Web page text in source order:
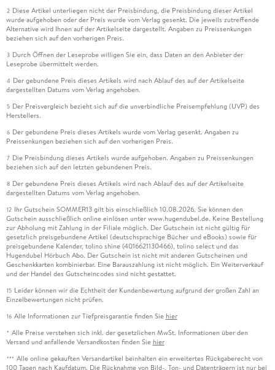
2 Diese Artikel unterliegen nicht der Preisbindung, die Preisbindung dieser Artikel
wurde aufgehoben oder der Preis wurde vom Verlag gesenkt. Die jeweils zutreffende
Alternative wird Ihnen auf der Artikelseite dargestellt. Angaben zu Preissenkungen
beziehen sich auf den vorherigen Preis.
3 Durch Öffnen der Leseprobe willigen Sie ein, dass Daten an den Anbieter der
Leseprobe übermittelt werden.
4 Der gebundene Preis dieses Artikels wird nach Ablauf des auf der Artikelseite
dargestellten Datums vom Verlag angehoben.
5 Der Preisvergleich bezieht sich auf die unverbindliche Preisempfehlung (UVP) des
Herstellers.
6 Der gebundene Preis dieses Artikels wurde vom Verlag gesenkt. Angaben zu
Preissenkungen beziehen sich auf den vorherigen Preis.
7 Die Preisbindung dieses Artikels wurde aufgehoben. Angaben zu Preissenkungen
beziehen sich auf den letzten gebundenen Preis.
8 Der gebundene Preis dieses Artikels wird nach Ablauf des auf der Artikelseite
dargestellten Datums vom Verlag angehoben.
12 Ihr Gutschein SOMMER13 gilt bis einschließlich 10.08.2026. Sie können den
Gutschein ausschließlich online einlösen unter www.hugendubel.de. Keine Bestellung
zur Abholung mit Zahlung in der Filiale möglich. Der Gutschein ist nicht gültig für
gesetzlich preisgebundene Artikel (deutschsprachige Bücher und eBooks) sowie für
preisgebundene Kalender, tolino shine (4016621130466), tolino select und das
Hugendubel Hörbuch Abo. Der Gutschein ist nicht mit anderen Gutscheinen und
Geschenkkarten kombinierbar. Eine Barauszahlung ist nicht möglich. Ein Weiterverkauf
und der Handel des Gutscheincodes sind nicht gestattet.
15 Leider können wir die Echtheit der Kundenbewertung aufgrund der großen Zahl an
Einzelbewertungen nicht prüfen.
16 Alle Informationen zur Tiefpreisgarantie finden Sie hier
* Alle Preise verstehen sich inkl. der gesetzlichen MwSt. Informationen über den
Versand und anfallende Versandkosten finden Sie hier
*** Alle online gekauften Versandartikel beinhalten ein erweitertes Rückgaberecht von
100 Tagen nach Kaufdatum. Die Rücknahme von Bild-, Ton- und Datenträgern ist nur bei